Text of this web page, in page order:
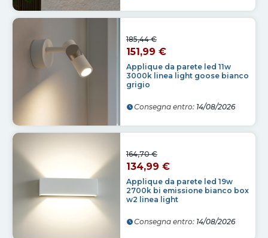
Applique da parete led 11w
3000k linea light goose bianco
grigio
185,44 €
151,99 €
Consegna entro: 14/08/2026
Applique da parete led 19w
2700k bi emissione bianco box
w2 linea light
164,70 €
134,99 €
Consegna entro: 14/08/2026